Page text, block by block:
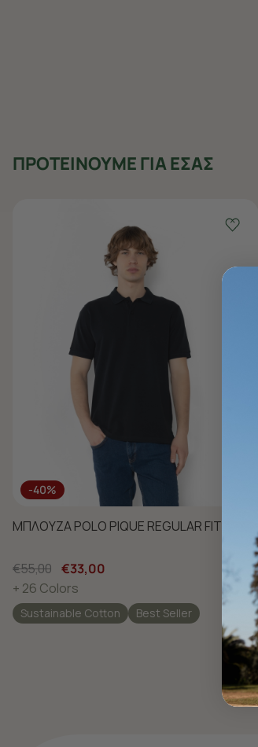
ΠΡΟΤΕΙΝΟΥΜΕ ΓΙΑ ΕΣΑΣ
-40%
ΜΠΛΟΥΖΑ POLO PIQUE REGULAR FIT
€55,00 €33,00
+ 26 Colors
Sustainable Cotton Best Seller